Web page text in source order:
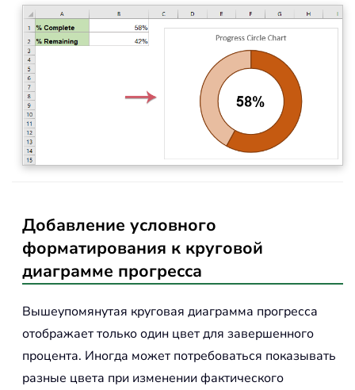
Добавление условного
форматирования к круговой
диаграмме прогресса
Вышеупомянутая круговая диаграмма прогресса
отображает только один цвет для завершенного
процента. Иногда может потребоваться показывать
разные цвета при изменении фактического